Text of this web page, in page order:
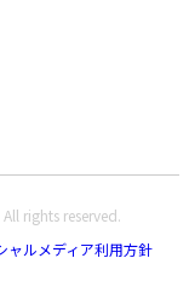
rights reserved.
ャルメディア利用方針